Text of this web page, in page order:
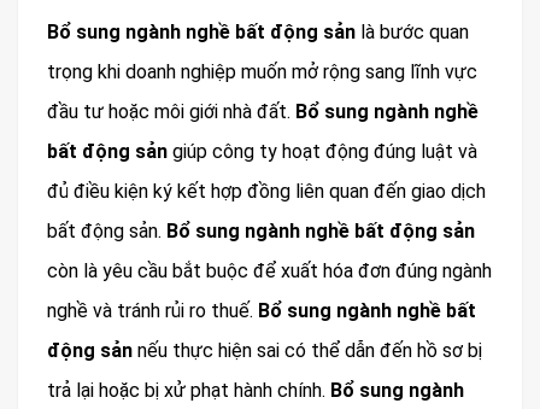
Bổ sung ngành nghề bất động sản là bước quan
trọng khi doanh nghiệp muốn mở rộng sang lĩnh vực
đầu tư hoặc môi giới nhà đất. Bổ sung ngành nghề
bất động sản giúp công ty hoạt động đúng luật và
đủ điều kiện ký kết hợp đồng liên quan đến giao dịch
bất động sản. Bổ sung ngành nghề bất động sản
còn là yêu cầu bắt buộc để xuất hóa đơn đúng ngành
nghề và tránh rủi ro thuế. Bổ sung ngành nghề bất
động sản nếu thực hiện sai có thể dẫn đến hồ sơ bị
trả lại hoặc bị xử phạt hành chính. Bổ sung ngành